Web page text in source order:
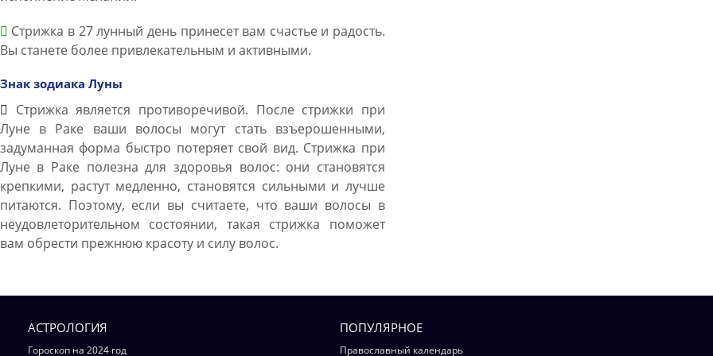
Стрижка в 27 лунный день принесет вам счастье и радость.
Вы станете более привлекательным и активными.
Знак зодиака Луны
Стрижка является противоречивой. После стрижки при
Луне в Раке ваши волосы могут стать взъерошенными,
задуманная форма быстро потеряет свой вид. Стрижка при
Луне в Раке полезна для здоровья волос: они становятся
крепкими, растут медленно, становятся сильными и лучше
питаются. Поэтому, если вы считаете, что ваши волосы в
неудовлеторительном состоянии, такая стрижка поможет
вам обрести прежнюю красоту и силу волос.
АСТРОЛОГИЯ
Гороскоп на 2024 год
ПОПУЛЯРНОЕ
Православный календарь